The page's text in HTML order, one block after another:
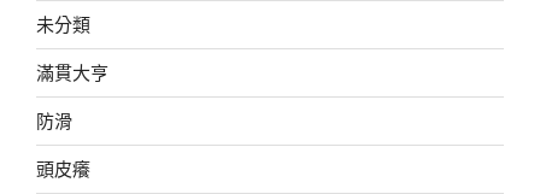
未分類
滿貫大亨
防滑
頭皮癢